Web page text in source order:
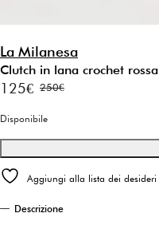
La Milanesa
Clutch in lana crochet rossa
250€
Il
prezzo
originale
era:
250€.
125€
Il
prezzo
attuale
è:
125€.
Disponibile
Aggiungi alla lista dei desideri
Descrizione